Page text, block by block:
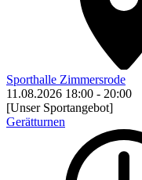
Sporthalle Zimmersrode
11.08.2026 18:00 - 20:00
[Unser Sportangebot]
Gerätturnen